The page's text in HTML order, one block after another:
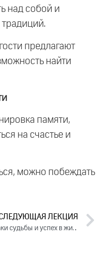
над собой и
предлагают
найти
памяти,
на счастье и
можно побеждать
ЛЕКЦИЯ
Знаки судьбы и успех в жизни. Лекция 1 (2018)